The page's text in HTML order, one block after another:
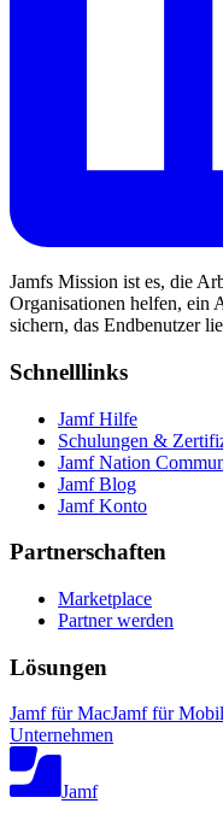
Jamfs Mission ist es, die
Organisationen helfen, ein
sichern, das Endbenutzer
Schnelllinks
Jamf Hilfe
Schulungen &
Jamf Nation
Jamf Blog
Jamf Konto
Partnerschaften
Marketplace
Partner werden
Lösungen
Jamf für MacJamf für
Unternehmen
Jamf